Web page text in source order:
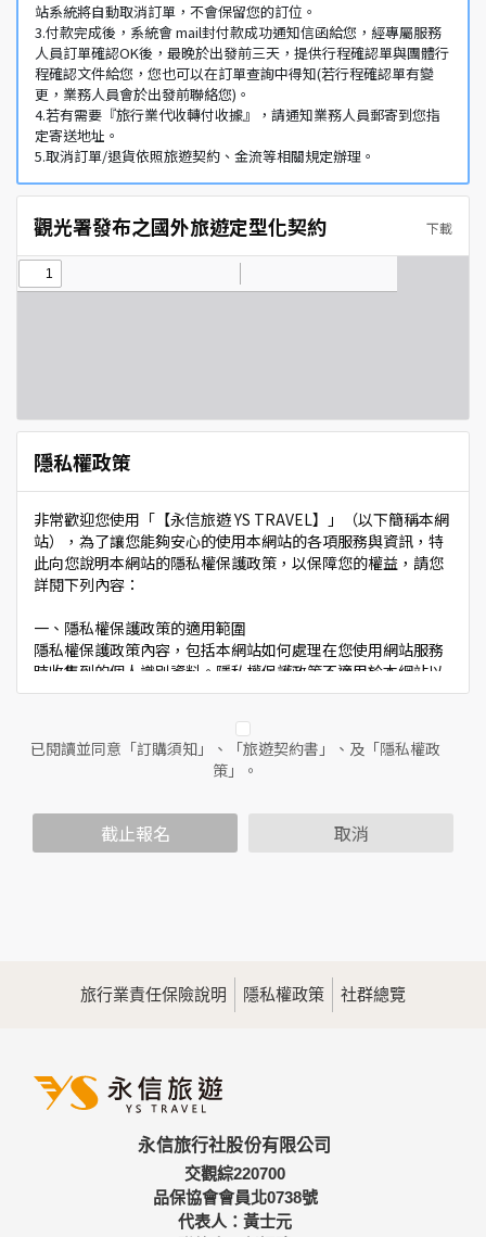
站系統將自動取消訂單，不會保留您的訂位。
3.付款完成後，系統會 mail封付款成功通知信函給您，經專屬服務
人員訂單確認OK後，最晚於出發前三天，提供行程確認單與團體行
程確認文件給您，您也可以在訂單查詢中得知(若行程確認單有變
更，業務人員會於出發前聯絡您)。
4.若有需要『旅行業代收轉付收據』，請通知業務人員郵寄到您指
定寄送地址。
5.取消訂單/退貨依照旅遊契約、金流等相關規定辦理。
觀光署發布之國外旅遊定型化契約 下載
隱私權政策
非常歡迎您使用「【永信旅遊 YS TRAVEL】」（以下簡稱本網
站），為了讓您能夠安心的使用本網站的各項服務與資訊，特
此向您說明本網站的隱私權保護政策，以保障您的權益，請您
詳閱下列內容：
一、隱私權保護政策的適用範圍
隱私權保護政策內容，包括本網站如何處理在您使用網站服務
時收集到的個人識別資料。隱私權保護政策不適用於本網站以
外的相關連結網站，也不適用於非本網站所委託或參與管理的
二、個人資料的蒐集、處理及利用方式
當您造訪本網站或使用本網站所提供之功能服務時，我們將視
範圍內處理及利用您的個人資料；非經您書面同意，本網站不
會將個人資料用於其他用途。
為提供精確的服務，我們會將收集的問卷調查內容進行統計與
分析，分析結果之統計數據或說明文字呈現，除供內部研究
三、資料之保護
備及必要的安全防護措施，加以保護網站及您的個人資料採用
嚴格的保護措施，只由經過授權的人員才能接觸您的個人資
料，相關處理人員皆簽有保密合約，如有違反保密義務者，將
會受到相關的法律處分。
已閱讀並同意「訂購須知」、「旅遊契約書」、及「隱私權政
策」。
截止報名 取消
旅行業責任保險說明 隱私權政策 社群總覽
永信旅行社股份有限公司
交觀綜220700
品保協會會員北0738號
代表人：黃士元